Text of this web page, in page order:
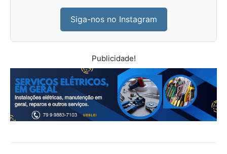
Siga-nos no Instagram
Publicidade!